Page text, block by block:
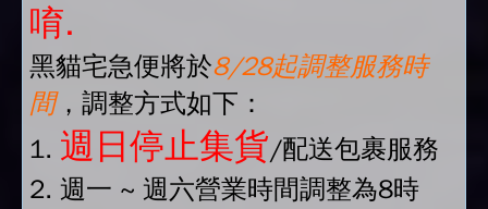
唷.
黑貓宅急便將於8/28起調整服務時
間，調整方式如下：
1. 週日停止集貨/配送包裹服務
2. 週一 ~ 週六營業時間調整為8時